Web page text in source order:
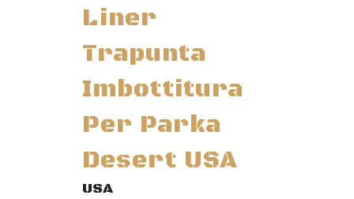
Liner
Trapunta
Imbottitura
Per Parka
Desert USA
USA